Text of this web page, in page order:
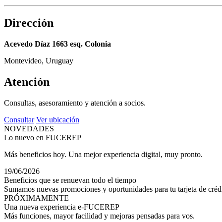
Dirección
Acevedo Díaz 1663 esq. Colonia
Montevideo, Uruguay
Atención
Consultas, asesoramiento y atención a socios.
Consultar Ver ubicación
NOVEDADES
Lo nuevo en FUCEREP
Más beneficios hoy. Una mejor experiencia digital, muy pronto.
19/06/2026
Beneficios que se renuevan todo el tiempo
Sumamos nuevas promociones y oportunidades para tu tarjeta de
PRÓXIMAMENTE
Una nueva experiencia e-FUCEREP
Más funciones, mayor facilidad y mejoras pensadas para vos.